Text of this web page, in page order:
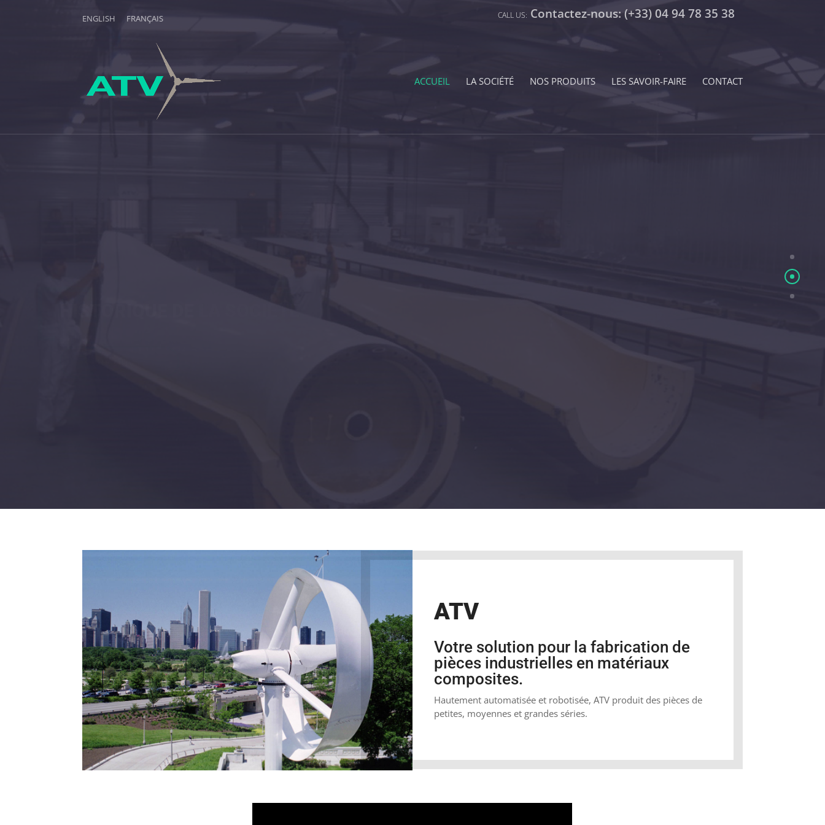
Contactez-nous: (+33) 04 94 78 35 38
ENGLISH FRANÇAIS
ACCUEIL LA SOCIÉTÉ NOS PRODUITS LES SAVOIR-FAIRE CONTACT
ATV
Votre solution pour la fabrication de
pièces industrielles en matériaux
composites.
Hautement automatisée et robotisée, ATV produit des pièces de
petites, moyennes et grandes séries.